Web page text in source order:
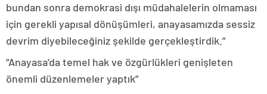
bundan sonra demokrasi dışı müdahalelerin olmaması
için gerekli yapısal dönüşümleri, anayasamızda sessiz
devrim diyebileceğiniz şekilde gerçekleştirdik.”
“Anayasa’da temel hak ve özgürlükleri genişleten
önemli düzenlemeler yaptık”